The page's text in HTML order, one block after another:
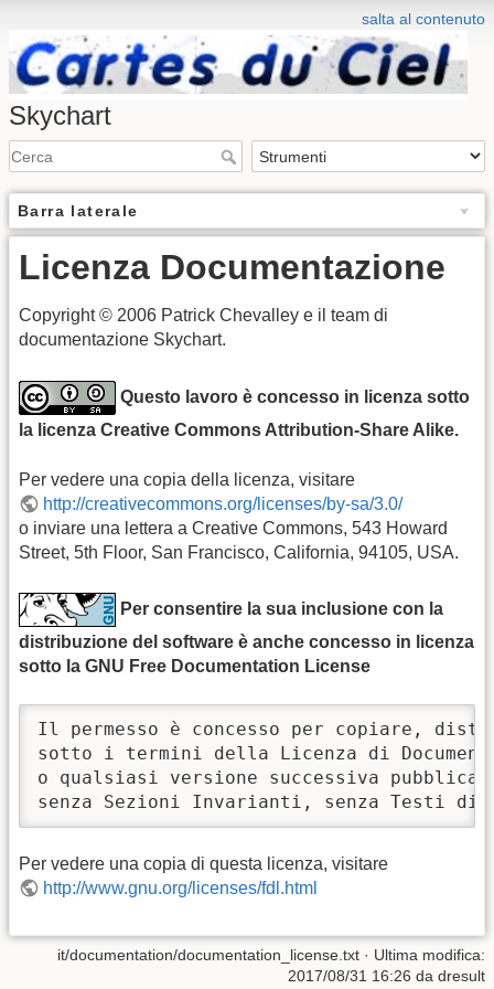
salta al contenuto
Skychart
Barra laterale
Licenza Documentazione
Copyright © 2006 Patrick Chevalley e il team di
documentazione Skychart.
Questo lavoro è concesso in licenza sotto
la licenza Creative Commons Attribution-Share Alike.
Per vedere una copia della licenza, visitare
http://creativecommons.org/licenses/by-sa/3.0/
o inviare una lettera a Creative Commons, 543 Howard
Street, 5th Floor, San Francisco, California, 94105, USA.
Per consentire la sua inclusione con la
distribuzione del software è anche concesso in licenza
sotto la GNU Free Documentation License
Il permesso è concesso per copiare,
sotto i termini della Licenza di
o qualsiasi versione successiva
senza Sezioni Invarianti, senza Testi di
Per vedere una copia di questa licenza, visitare
http://www.gnu.org/licenses/fdl.html
it/documentation/documentation_license.txt · Ultima modifica:
2017/08/31 16:26 da dresult